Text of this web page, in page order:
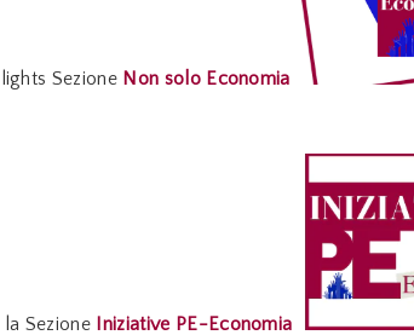
Sezione Non solo Economia
Sezione Iniziative PE-Economia